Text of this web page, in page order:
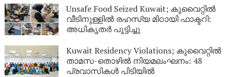
Unsafe Food Seized Kuwait; കുവൈറ്റിൽ
വീടിനുള്ളിൽ രഹസ്യ മിഠായി ഫാക്ടറി:
അധികൃതർ പൂട്ടിച്ചു
Kuwait Residency Violations; കുവൈറ്റിൽ
താമസ-തൊഴിൽ നിയമലംഘനം: 48
പ്രവാസികൾ പിടിയിൽ